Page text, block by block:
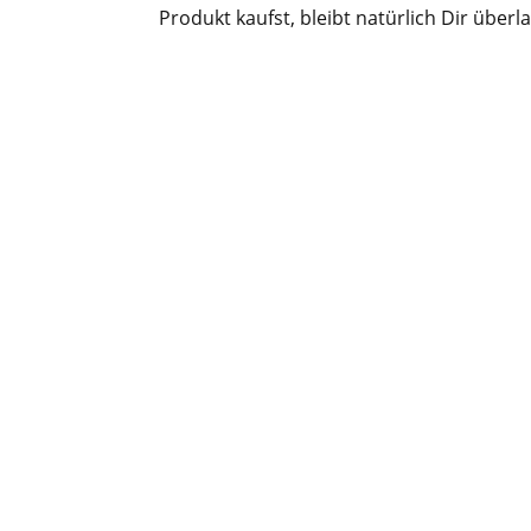
Produkt kaufst, bleibt natürlich Dir